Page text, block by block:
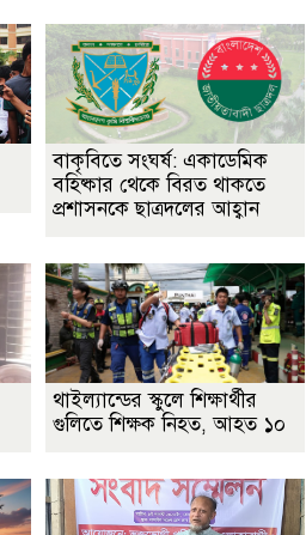
বাকৃবিতে সংঘর্ষ: একাডেমিক
বহিষ্কার থেকে বিরত থাকতে
প্রশাসনকে ছাত্রদলের আহ্বান
থাইল্যান্ডের স্কুলে শিক্ষার্থীর
গুলিতে শিক্ষক নিহত, আহত ১০